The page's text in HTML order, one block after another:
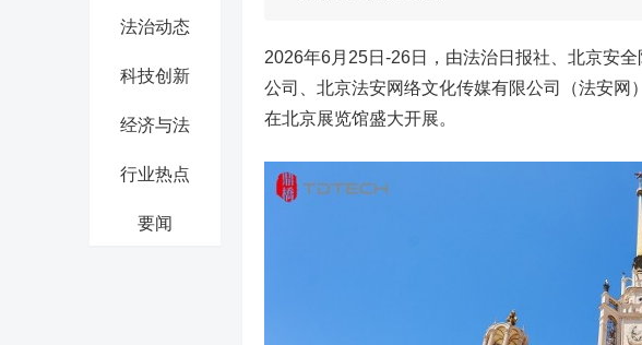
法治动态
科技创新
经济与法
行业热点
要闻
2026年6月25日-26日，由法治日报社、北京安
公司、北京法安网络文化传媒有限公司（法安
在北京展览馆盛大开展。